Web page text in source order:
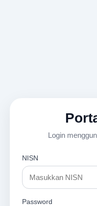
Login
NISN
Password